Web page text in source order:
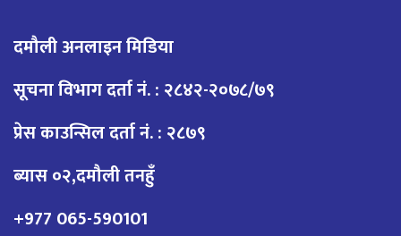
दमौली अनलाइन मिडिया
सूचना विभाग दर्ता नं. : २८४२-२०७८/७९
प्रेस काउन्सिल दर्ता नं. : २८७९
ब्यास ०२,दमौली तनहुँ
+977 065-590101